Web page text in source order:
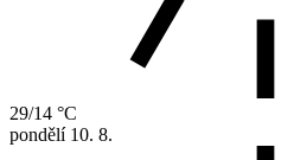
29/14 °C
pondělí 10. 8.